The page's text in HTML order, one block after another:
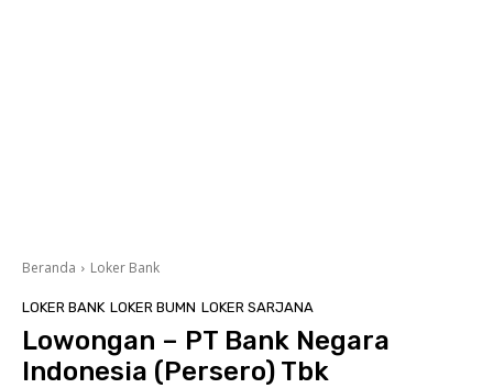
Beranda Loker Bank
LOKER BANK LOKER BUMN LOKER SARJANA
Lowongan – PT Bank Negara
Indonesia (Persero) Tbk